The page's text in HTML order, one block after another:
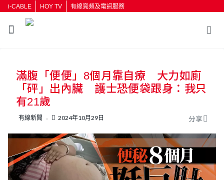
i-CABLE HOY TV 有線寬頻及電訊服務
按輸入鍵開始搜尋
滿腹「便便」8個月靠自療 大力如廁
「砰」出內臟 護士恐便袋跟身：我只
有21歲
有線新聞 2024年10月29日 分享